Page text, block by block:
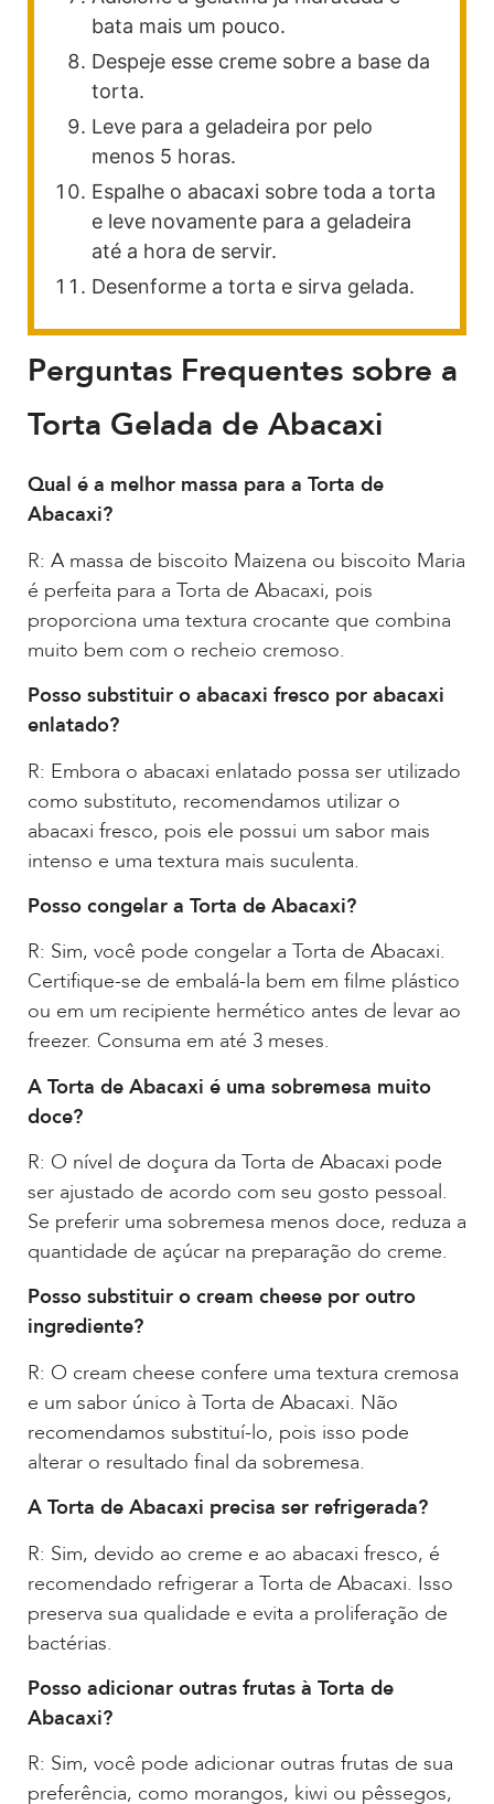
bata mais um pouco.
Despeje esse creme sobre a base da
torta.
Leve para a geladeira por pelo
menos 5 horas.
Espalhe o abacaxi sobre toda a torta
e leve novamente para a geladeira
até a hora de servir.
Desenforme a torta e sirva gelada.
Perguntas Frequentes sobre a
Torta Gelada de Abacaxi
Qual é a melhor massa para a Torta de
Abacaxi?
R: A massa de biscoito Maizena ou biscoito Maria
é perfeita para a Torta de Abacaxi, pois
proporciona uma textura crocante que combina
muito bem com o recheio cremoso.
Posso substituir o abacaxi fresco por abacaxi
enlatado?
R: Embora o abacaxi enlatado possa ser utilizado
como substituto, recomendamos utilizar o
abacaxi fresco, pois ele possui um sabor mais
intenso e uma textura mais suculenta.
Posso congelar a Torta de Abacaxi?
R: Sim, você pode congelar a Torta de Abacaxi.
Certifique-se de embalá-la bem em filme plástico
ou em um recipiente hermético antes de levar ao
freezer. Consuma em até 3 meses.
A Torta de Abacaxi é uma sobremesa muito
doce?
R: O nível de doçura da Torta de Abacaxi pode
ser ajustado de acordo com seu gosto pessoal.
Se preferir uma sobremesa menos doce, reduza a
quantidade de açúcar na preparação do creme.
Posso substituir o cream cheese por outro
ingrediente?
R: O cream cheese confere uma textura cremosa
e um sabor único à Torta de Abacaxi. Não
recomendamos substituí-lo, pois isso pode
alterar o resultado final da sobremesa.
A Torta de Abacaxi precisa ser refrigerada?
R: Sim, devido ao creme e ao abacaxi fresco, é
recomendado refrigerar a Torta de Abacaxi. Isso
preserva sua qualidade e evita a proliferação de
bactérias.
Posso adicionar outras frutas à Torta de
Abacaxi?
R: Sim, você pode adicionar outras frutas de sua
preferência, como morangos, kiwi ou pêssegos,